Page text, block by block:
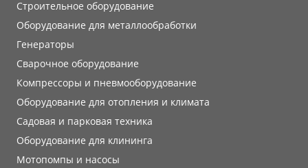
Строительное оборудование
Оборудование для металлообработки
Генераторы
Сварочное оборудование
Компрессоры и пневмооборудование
Оборудование для отопления и климата
Садовая и парковая техника
Оборудование для клининга
Мотопомпы и насосы